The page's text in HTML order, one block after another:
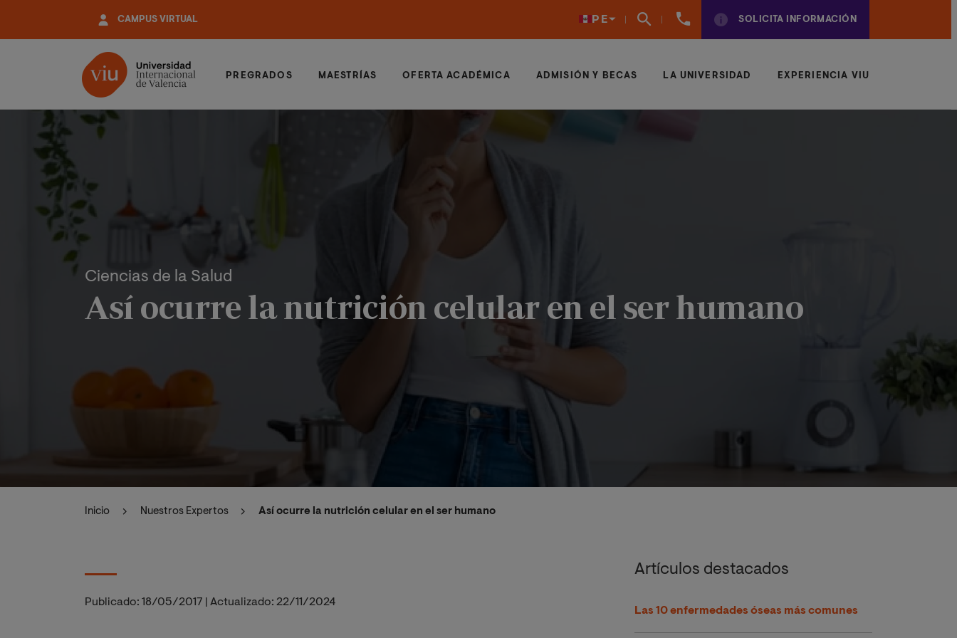
contenido
CAMPUS VIRTUAL PE
961
SOLICITA INFORMACIÓN
PREGRADOS MAESTRÍAS OFERTA ACADÉMICA ADMISIÓN Y BECAS LA UNIVERSIDAD EXPERIENCIA VIU
Ciencias de la Salud
Así ocurre la nutrición celular en el ser humano
Inicio Nuestros Expertos Así ocurre la nutrición celular en el ser humano
Publicado: 18/05/2017 Actualizado: 22/11/2024
Artículos destacados
Las 10 enfermedades óseas más comunes